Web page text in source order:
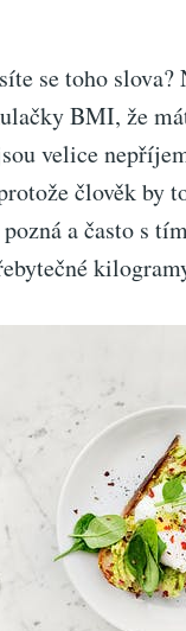
se toho
BMI, že
velice
člověk by
pozná a často s